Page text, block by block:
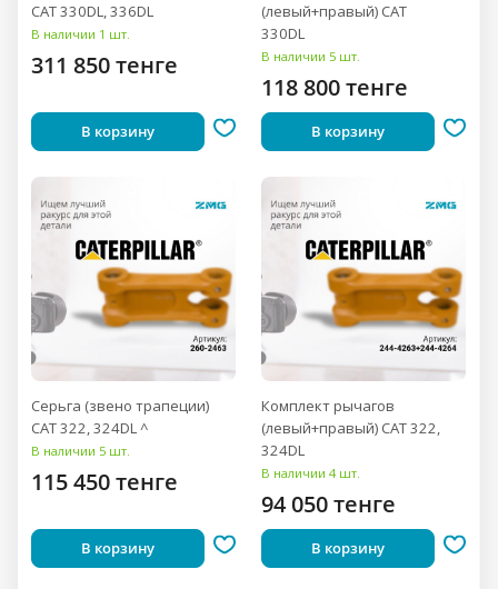
CAT 330DL, 336DL
В наличии 1 шт.
311 850 тенге
В корзину
(левый+правый) CAT
330DL
В наличии 5 шт.
118 800 тенге
В корзину
Серьга (звено трапеции)
CAT 322, 324DL ^
В наличии 5 шт.
115 450 тенге
В корзину
Комплект рычагов
(левый+правый) CAT 322,
324DL
В наличии 4 шт.
94 050 тенге
В корзину